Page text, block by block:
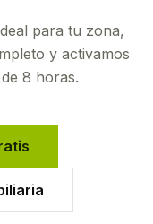
para tu zona,
y activamos
8 horas.